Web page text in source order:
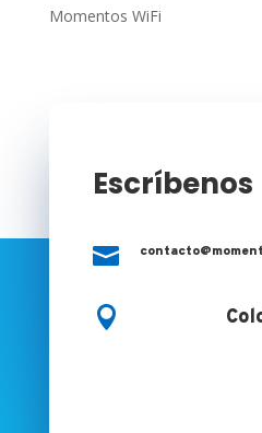
Momentos WiFi
Escríbenos

